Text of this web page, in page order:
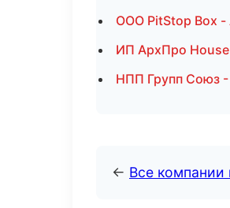
ООО PitStop Box -
ИП АрхПро House
НПП Групп Союз -
← Все